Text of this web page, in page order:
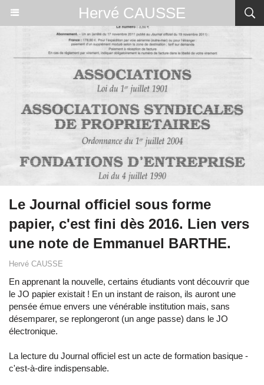
Hervé CAUSSE
Le Journal officiel sous forme
papier, c'est fini dès 2016. Lien vers
une note de Emmanuel BARTHE.
Hervé CAUSSE
En apprenant la nouvelle, certains étudiants vont découvrir que
le JO papier existait ! En un instant de raison, ils auront une
pensée émue envers une vénérable institution mais, sans
désemparer, se replongeront (un ange passe) dans le JO
électronique.
La lecture du Journal officiel est un acte de formation basique -
c'est-à-dire indispensable.